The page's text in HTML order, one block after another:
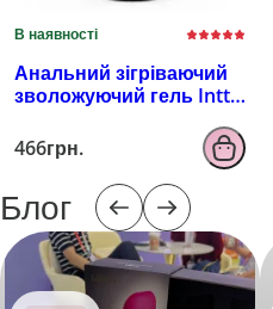
В наявності
Анальний зігріваючий
зволожуючий гель Intt
466грн.
Блог